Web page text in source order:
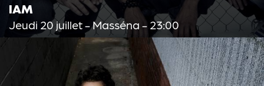
IAM
Jeudi 20 juillet- Masséna - 23:00